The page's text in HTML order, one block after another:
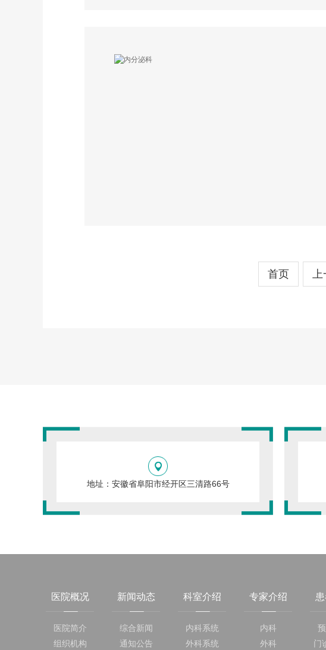
首页 上
地址：安徽省阜阳市经开区三清路66号
医院概况
医院简介
组织机构
新闻动态
综合新闻
通知公告
科室介绍
内科系统
外科系统
专家介绍
内科
外科
门